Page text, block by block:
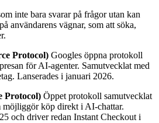
inte bara svarar på frågor utan kan
användarens vägnar, som att söka,
Protocol) Googles öppna protokoll
för AI-agenter. Samutvecklat med
Lanserades i januari 2026.
Protocol) Öppet protokoll samutvecklat
köp direkt i AI-chattar.
och driver redan Instant Checkout i